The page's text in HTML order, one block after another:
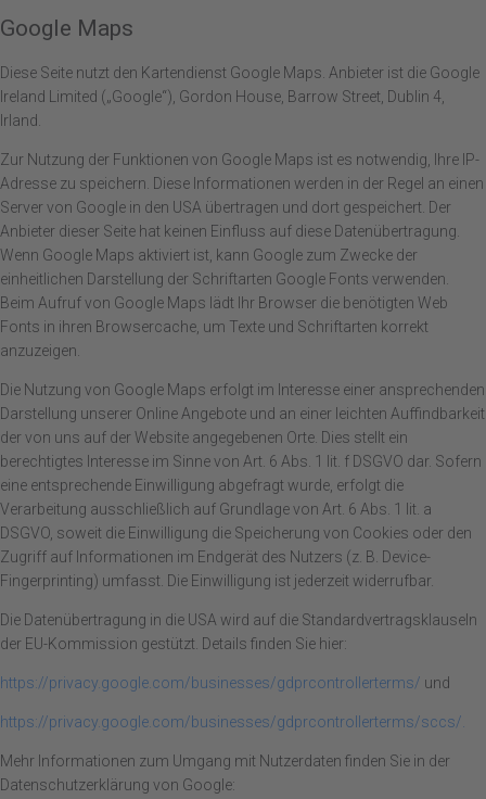
Google Maps
Diese Seite nutzt den Kartendienst Google Maps. Anbieter ist die Google
Ireland Limited („Google“), Gordon House, Barrow Street, Dublin 4,
Irland.
Zur Nutzung der Funktionen von Google Maps ist es notwendig, Ihre IP-
Adresse zu speichern. Diese Informationen werden in der Regel an einen
Server von Google in den USA übertragen und dort gespeichert. Der
Anbieter dieser Seite hat keinen Einfluss auf diese Datenübertragung.
Wenn Google Maps aktiviert ist, kann Google zum Zwecke der
einheitlichen Darstellung der Schriftarten Google Fonts verwenden.
Beim Aufruf von Google Maps lädt Ihr Browser die benötigten Web
Fonts in ihren Browsercache, um Texte und Schriftarten korrekt
anzuzeigen.
Die Nutzung von Google Maps erfolgt im Interesse einer ansprechenden
Darstellung unserer Online Angebote und an einer leichten Auffindbarkeit
der von uns auf der Website angegebenen Orte. Dies stellt ein
berechtigtes Interesse im Sinne von Art. 6 Abs. 1 lit. f DSGVO dar. Sofern
eine entsprechende Einwilligung abgefragt wurde, erfolgt die
Verarbeitung ausschließlich auf Grundlage von Art. 6 Abs. 1 lit. a
DSGVO, soweit die Einwilligung die Speicherung von Cookies oder den
Zugriff auf Informationen im Endgerät des Nutzers (z. B. Device-
Fingerprinting) umfasst. Die Einwilligung ist jederzeit widerrufbar.
Die Datenübertragung in die USA wird auf die Standardvertragsklauseln
der EU-Kommission gestützt. Details finden Sie hier:
https://privacy.google.com/businesses/gdprcontrollerterms/ und
https://privacy.google.com/businesses/gdprcontrollerterms/sccs/.
Mehr Informationen zum Umgang mit Nutzerdaten finden Sie in der
Datenschutzerklärung von Google: